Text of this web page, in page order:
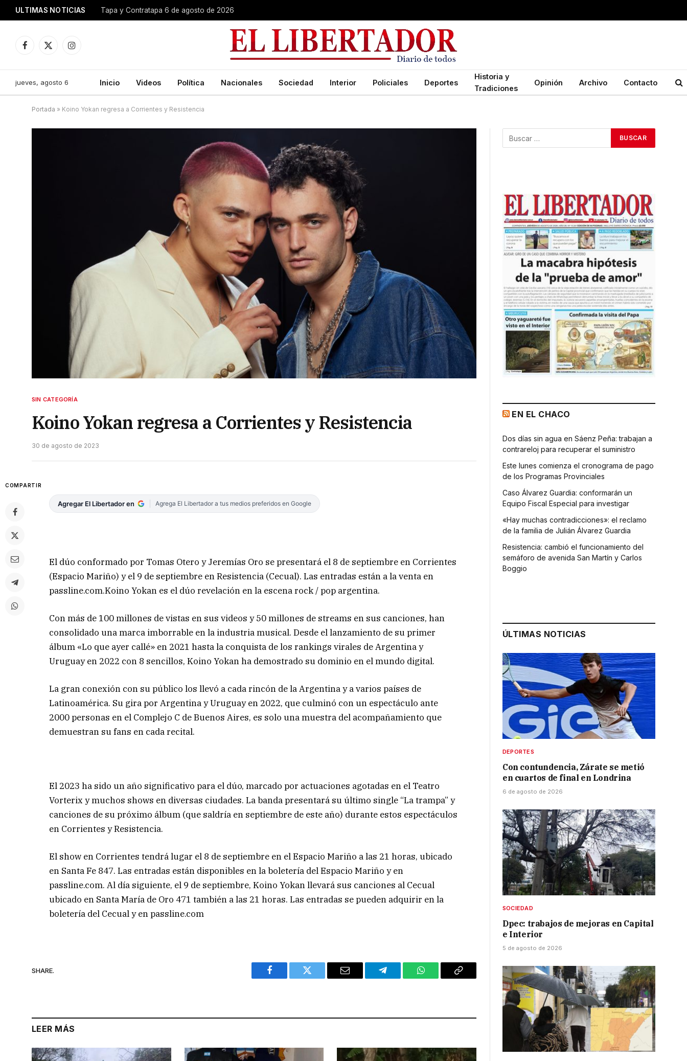
ULTIMAS NOTICIAS Tapa y Contratapa 6 de agosto de 2026
Facebook
X
Instagram
jueves, agosto 6 Inicio Videos Política Nacionales Sociedad Interior Policiales Deportes
Historia y
Tradiciones
Opinión Archivo Contacto
Portada » Koino Yokan regresa a Corrientes y Resistencia
SIN CATEGORÍA
Koino Yokan regresa a Corrientes y Resistencia
30 de agosto de 2023
COMPARTIR
Agregar El Libertador en Agrega El Libertador a tus medios preferidos en Google
El dúo conformado por Tomas Otero y Jeremías Oro se presentará el 8 de septiembre en Corrientes
(Espacio Mariño) y el 9 de septiembre en Resistencia (Cecual). Las entradas están a la venta en
passline.com.Koino Yokan es el dúo revelación en la escena rock / pop argentina.
Con más de 100 millones de vistas en sus videos y 50 millones de streams en sus canciones, han
consolidado una marca imborrable en la industria musical. Desde el lanzamiento de su primer
álbum «Lo que ayer callé» en 2021 hasta la conquista de los rankings virales de Argentina y
Uruguay en 2022 con 8 sencillos, Koino Yokan ha demostrado su dominio en el mundo digital.
La gran conexión con su público los llevó a cada rincón de la Argentina y a varios países de
Latinoamérica. Su gira por Argentina y Uruguay en 2022, que culminó con un espectáculo ante
2000 personas en el Complejo C de Buenos Aires, es solo una muestra del acompañamiento que
demuestran su fans en cada recital.
El 2023 ha sido un año significativo para el dúo, marcado por actuaciones agotadas en el Teatro
Vorterix y muchos shows en diversas ciudades. La banda presentará su último single “La trampa” y
canciones de su próximo álbum (que saldría en septiembre de este año) durante estos espectáculos
en Corrientes y Resistencia.
El show en Corrientes tendrá lugar el 8 de septiembre en el Espacio Mariño a las 21 horas, ubicado
en Santa Fe 847. Las entradas están disponibles en la boletería del Espacio Mariño y en
passline.com. Al día siguiente, el 9 de septiembre, Koino Yokan llevará sus canciones al Cecual
ubicado en Santa María de Oro 471 también a las 21 horas. Las entradas se pueden adquirir en la
boletería del Cecual y en passline.com
SHARE.
Facebook Twitter Email Telegram WhatsAppCopy
LEER MÁS
EN EL CHACO
Dos días sin agua en Sáenz Peña: trabajan a
contrareloj para recuperar el suministro
Este lunes comienza el cronograma de pago
de los Programas Provinciales
Caso Álvarez Guardia: conformarán un
Equipo Fiscal Especial para investigar
«Hay muchas contradicciones»: el reclamo
de la familia de Julián Álvarez Guardia
Resistencia: cambió el funcionamiento del
semáforo de avenida San Martín y Carlos
Boggio
ÚLTIMAS NOTICIAS
DEPORTES
Con contundencia, Zárate se metió
en cuartos de final en Londrina
6 de agosto de 2026
SOCIEDAD
Dpec: trabajos de mejoras en Capital
e Interior
5 de agosto de 2026